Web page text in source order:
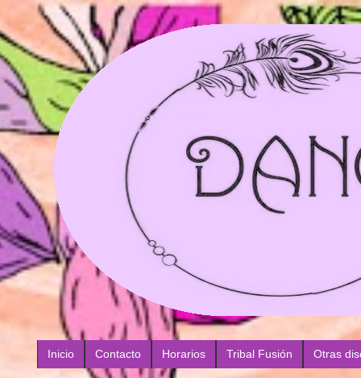
Inicio Contacto Horarios Tribal Fusión Otras